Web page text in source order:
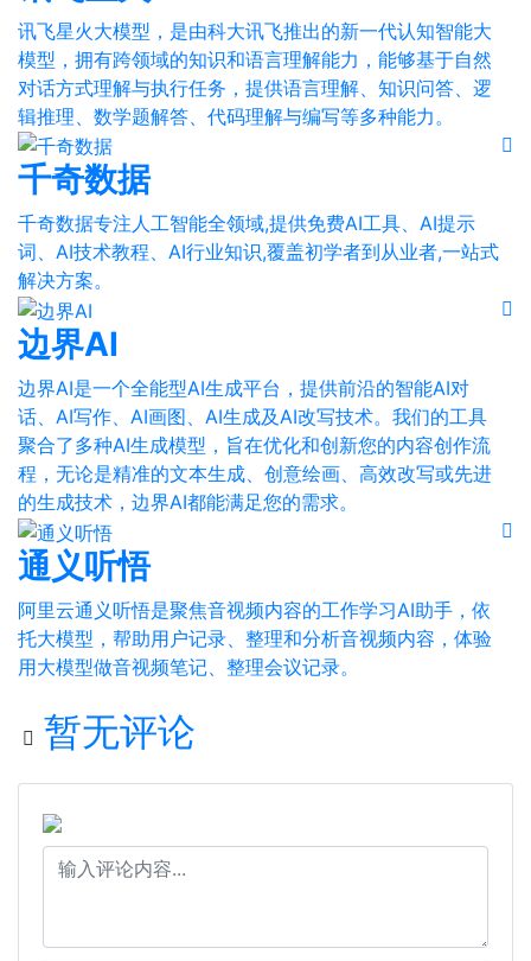
讯飞星火大模型，是由科大讯飞推出的新一代认知智能大
模型，拥有跨领域的知识和语言理解能力，能够基于自然
对话方式理解与执行任务，提供语言理解、知识问答、逻
辑推理、数学题解答、代码理解与编写等多种能力。
千奇数据
千奇数据专注人工智能全领域,提供免费AI工具、AI提示
词、AI技术教程、AI行业知识,覆盖初学者到从业者,一站式
解决方案。
边界AI
边界AI是一个全能型AI生成平台，提供前沿的智能AI对
话、AI写作、AI画图、AI生成及AI改写技术。我们的工具
聚合了多种AI生成模型，旨在优化和创新您的内容创作流
程，无论是精准的文本生成、创意绘画、高效改写或先进
的生成技术，边界AI都能满足您的需求。
通义听悟
阿里云通义听悟是聚焦音视频内容的工作学习AI助手，依
托大模型，帮助用户记录、整理和分析音视频内容，体验
用大模型做音视频笔记、整理会议记录。
暂无评论